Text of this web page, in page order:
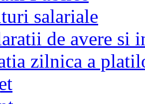
salariale
de avere si
zilnica a